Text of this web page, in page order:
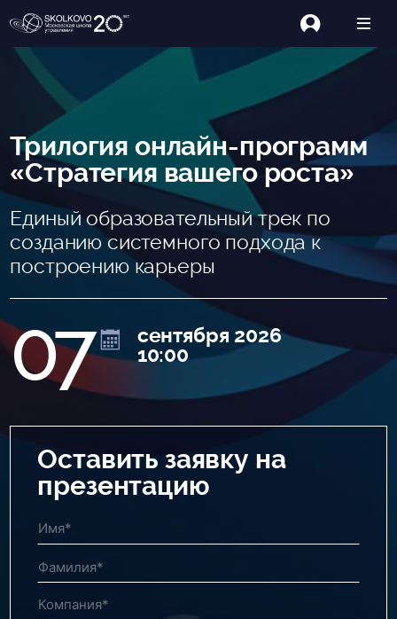
Трилогия онлайн-программ
«Стратегия вашего роста»
Единый образовательный трек по
созданию системного подхода к
построению карьеры
07
сентября 2026
10:00
Оставить заявку на
презентацию